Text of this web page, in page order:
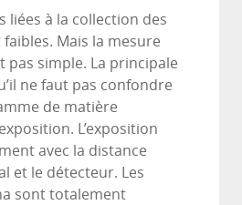
liées à la collection des
Mais la mesure
pas simple. La principale
ne faut pas confondre
de matière
L’exposition
avec la distance
et le détecteur. Les
sont totalement